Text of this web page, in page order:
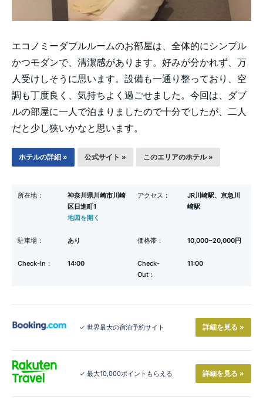
エコノミーダブルルームのお部屋は、全体的にシンプル
かつモダンで、清潔感があります。好みが分かれず、万
人受けしそうに思います。設備も一通り整っており、空
調も丁度良く、気持ちよく過ごせました。今回は、ダブ
ルの部屋に一人で泊まりましたので十分でしたが、二人
だと少し狭いかなと思います。
ホテルの詳細 » 公式サイト » このエリアのホテル »
所在地：
神奈川県川崎市川崎
区日進町1
地図を開く
アクセス：
JR川崎駅、京急川
崎駅
駐車場： あり 価格帯： 10,000~20,000円
Check-In： 14:00
Check-
Out：
11:00
✓ 世界最大の宿泊予約サイト 詳細を見る »
✓ 最大10,000ポイントもらえる 詳細を見る »